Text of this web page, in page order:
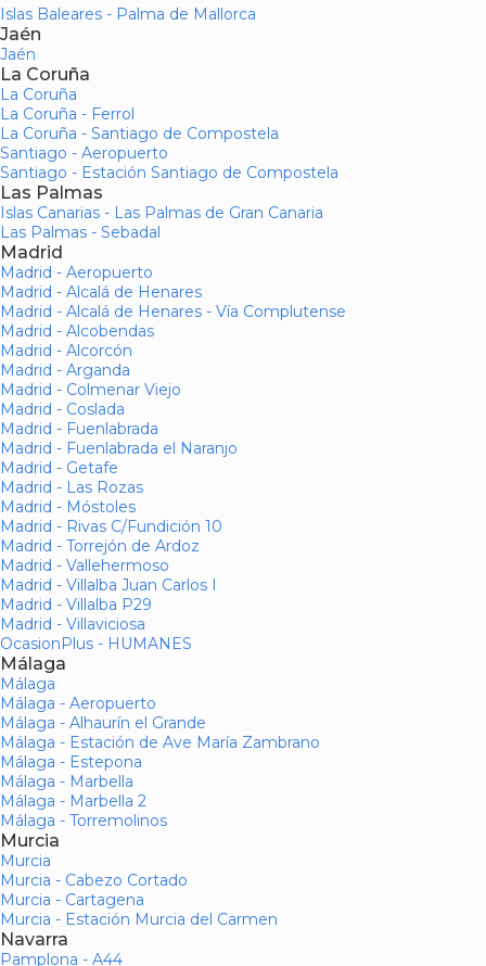
Islas Baleares - Palma de Mallorca
Jaén
Jaén
La Coruña
La Coruña
La Coruña - Ferrol
La Coruña - Santiago de Compostela
Santiago - Aeropuerto
Santiago - Estación Santiago de Compostela
Las Palmas
Islas Canarias - Las Palmas de Gran Canaria
Las Palmas - Sebadal
Madrid
Madrid - Aeropuerto
Madrid - Alcalá de Henares
Madrid - Alcalá de Henares - Vía Complutense
Madrid - Alcobendas
Madrid - Alcorcón
Madrid - Arganda
Madrid - Colmenar Viejo
Madrid - Coslada
Madrid - Fuenlabrada
Madrid - Fuenlabrada el Naranjo
Madrid - Getafe
Madrid - Las Rozas
Madrid - Móstoles
Madrid - Rivas C/Fundición 10
Madrid - Torrejón de Ardoz
Madrid - Vallehermoso
Madrid - Villalba Juan Carlos I
Madrid - Villalba P29
Madrid - Villaviciosa
OcasionPlus - HUMANES
Málaga
Málaga
Málaga - Aeropuerto
Málaga - Alhaurín el Grande
Málaga - Estación de Ave María Zambrano
Málaga - Estepona
Málaga - Marbella
Málaga - Marbella 2
Málaga - Torremolinos
Murcia
Murcia
Murcia - Cabezo Cortado
Murcia - Cartagena
Murcia - Estación Murcia del Carmen
Navarra
Pamplona - A44